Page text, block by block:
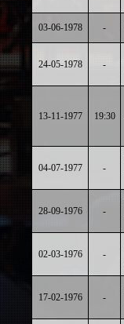
03-06-1978 -
24-05-1978 -
13-11-1977 19:30
04-07-1977 -
28-09-1976 -
02-03-1976 -
17-02-1976 -